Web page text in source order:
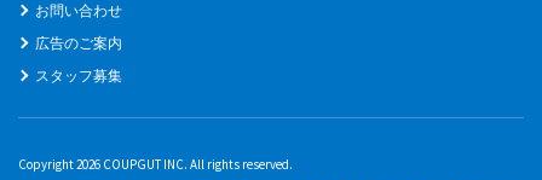
お問い合わせ
広告のご案内
スタッフ募集
Copyright 2026 COUPGUT INC. All rights reserved.